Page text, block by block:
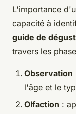
L'importance
capacité à
guide de
travers les
Observation
l'âge et le
Olfaction :